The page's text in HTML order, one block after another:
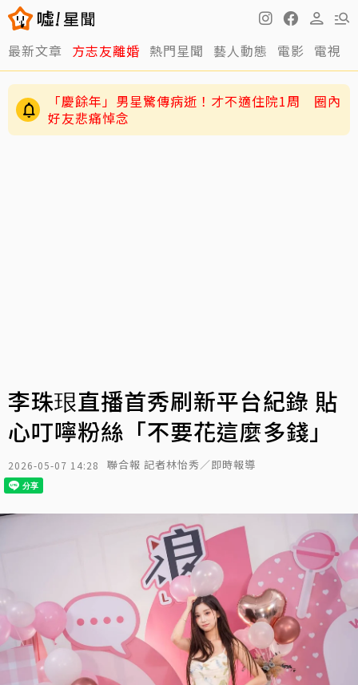
最新文章 方志友離婚 熱門星聞 藝人動態 電影 電視
「慶餘年」男星驚傳病逝！才不適住院1周 圈內
好友悲痛悼念
李珠珢直播首秀刷新平台紀錄 貼
心叮嚀粉絲「不要花這麼多錢」
2026-05-07 14:28 聯合報 記者林怡秀／即時報導